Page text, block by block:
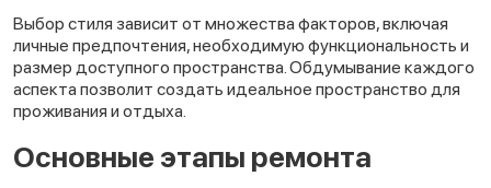
Выбор стиля зависит от множества факторов, включая
личные предпочтения, необходимую функциональность и
размер доступного пространства. Обдумывание каждого
аспекта позволит создать идеальное пространство для
проживания и отдыха.
Основные этапы ремонта